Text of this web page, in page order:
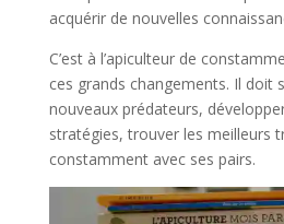
acquérir de nouvelles
C’est à l’apiculteur de
ces grands changements. Il doit
nouveaux prédateurs,
stratégies, trouver les meilleurs
constamment avec ses pairs.